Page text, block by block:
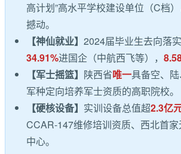
高计划”高水平学校建设单位（C档
撼动。
【神仙就业】 2024届毕业生去向落
34.91%进国企（中航西飞等），
【军士摇篮】 陕西省唯一具备空、
军种定向培养军士资质的高职院校。
【硬核设备】 实训设备总值超2.3亿
CCAR-147维修培训资质、西北首
中心。